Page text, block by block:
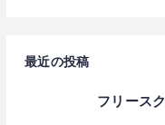
最近の投稿
フリース